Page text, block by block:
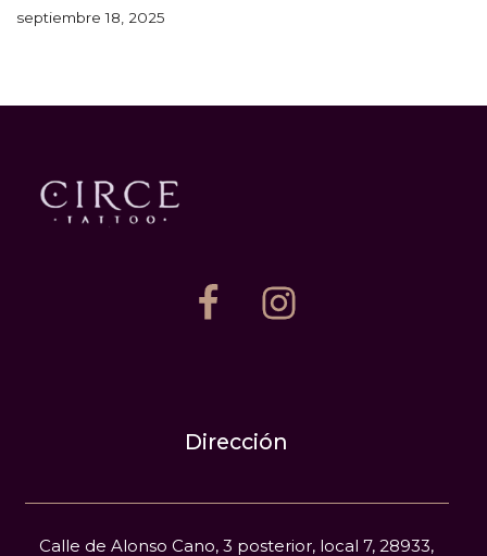
septiembre 18, 2025
Dirección
Calle de Alonso Cano, 3 posterior, local 7, 28933,